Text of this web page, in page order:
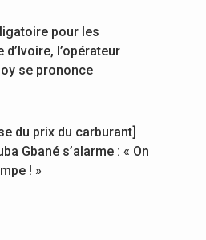
pour les
l’opérateur
se prononce
du prix du carburant]
Gbané s’alarme : « On
! »